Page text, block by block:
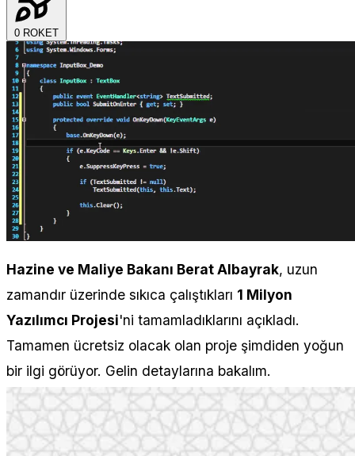
0 ROKET
Hazine ve Maliye Bakanı Berat Albayrak, uzun
zamandır üzerinde sıkıca çalıştıkları 1 Milyon
Yazılımcı Projesi'ni tamamladıklarını açıkladı.
Tamamen ücretsiz olacak olan proje şimdiden yoğun
bir ilgi görüyor. Gelin detaylarına bakalım.